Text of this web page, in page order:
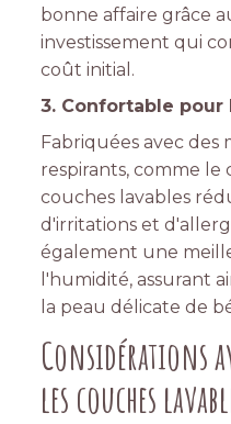
bonne affaire grâce
investissement qui
coût initial.
3. Confortable pour
Fabriquées avec
respirants, comme le
couches lavables
d'irritations et
également une
l'humidité, assurant
la peau délicate de
Considérations
les couches